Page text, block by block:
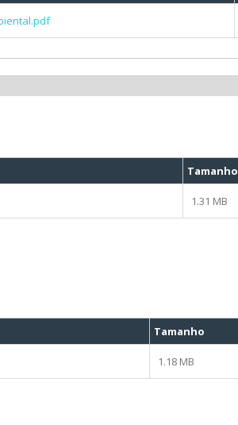
Tamanho
1.31 MB
Tamanho
1.18 MB